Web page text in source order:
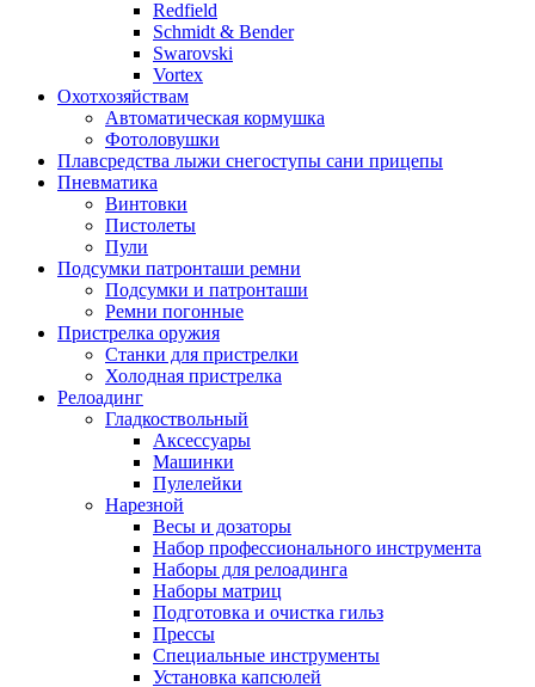
Redfield
Schmidt & Bender
Swarovski
Vortex
Охотхозяйствам
Автоматическая кормушка
Фотоловушки
Плавсредства лыжи снегоступы сани прицепы
Пневматика
Винтовки
Пистолеты
Пули
Подсумки патронташи ремни
Подсумки и патронташи
Ремни погонные
Пристрелка оружия
Станки для пристрелки
Холодная пристрелка
Релоадинг
Гладкоствольный
Аксессуары
Машинки
Пулелейки
Нарезной
Весы и дозаторы
Набор профессионального инструмента
Наборы для релоадинга
Наборы матриц
Подготовка и очистка гильз
Прессы
Специальные инструменты
Установка капсюлей